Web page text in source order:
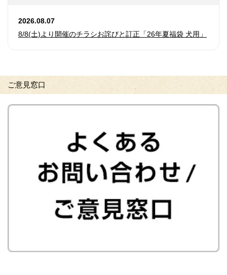
2026.08.07
8/8(土)より開催のチラシお詫びと訂正「26年夏福袋 犬用」
ご意見窓口